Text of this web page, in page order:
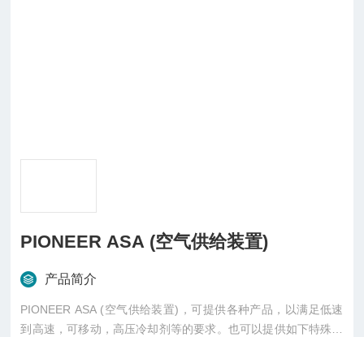
PIONEER ASA (空气供给装置)
产品简介
PIONEER ASA (空气供给装置)，可提供各种产品，以满足低速
到高速，可移动，高压冷却剂等的要求。也可以提供如下特殊要